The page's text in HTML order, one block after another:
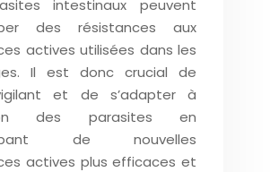
intestinaux peuvent
des résistances aux
actives utilisées dans les
Il est donc crucial de
et de s’adapter à
des parasites en
de nouvelles
actives plus efficaces et